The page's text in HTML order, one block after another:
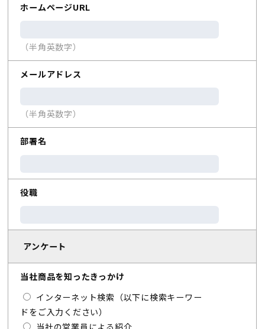
ホームページURL
（半角英数字）
メールアドレス
（半角英数字）
部署名
役職
アンケート
当社商品を知ったきっかけ
インターネット検索（以下に検索キーワー
ドをご入力ください）